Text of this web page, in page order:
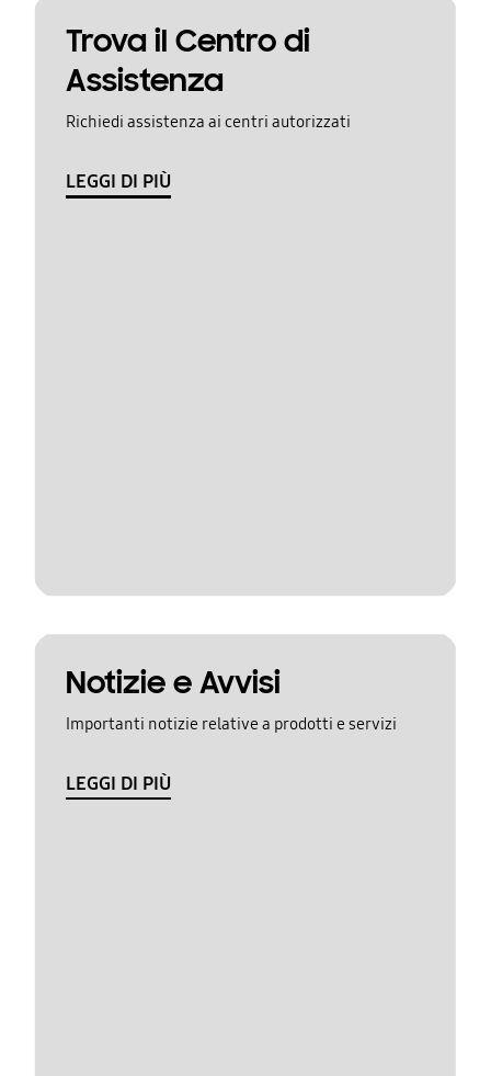
Trova il Centro di
Assistenza
Richiedi assistenza ai centri autorizzati
LEGGI DI PIÙ
Notizie e Avvisi
Importanti notizie relative a prodotti e servizi
LEGGI DI PIÙ